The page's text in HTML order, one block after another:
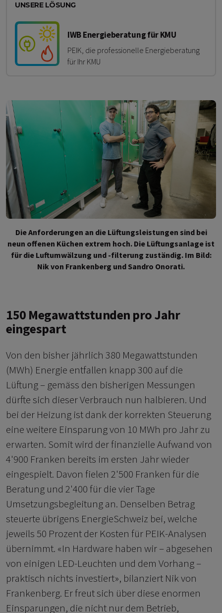
UNSERE LÖSUNG
IWB Energieberatung für KMU
PEIK, die professionelle Energieberatung
für Ihr KMU
Die Anforderungen an die Lüftungsleistungen sind bei
neun offenen Küchen extrem hoch. Die Lüftungsanlage ist
für die Luftumwälzung und -filterung zuständig. Im Bild:
Nik von Frankenberg und Sandro Onorati.
150 Megawattstunden pro Jahr
eingespart
Von den bisher jährlich 380 Megawattstunden
(MWh) Energie entfallen knapp 300 auf die
Lüftung – gemäss den bisherigen Messungen
dürfte sich dieser Verbrauch nun halbieren. Und
bei der Heizung ist dank der korrekten Steuerung
eine weitere Einsparung von 10 MWh pro Jahr zu
erwarten. Somit wird der finanzielle Aufwand von
4'900 Franken bereits im ersten Jahr wieder
eingespielt. Davon fielen 2'500 Franken für die
Beratung und 2'400 für die vier Tage
Umsetzungsbegleitung an. Denselben Betrag
steuerte übrigens EnergieSchweiz bei, welche
jeweils 50 Prozent der Kosten für PEIK-Analysen
übernimmt. «In Hardware haben wir – abgesehen
von einigen LED-Leuchten und dem Vorhang –
praktisch nichts investiert», bilanziert Nik von
Frankenberg. Er freut sich über diese enormen
Einsparungen, die nicht nur dem Betrieb,